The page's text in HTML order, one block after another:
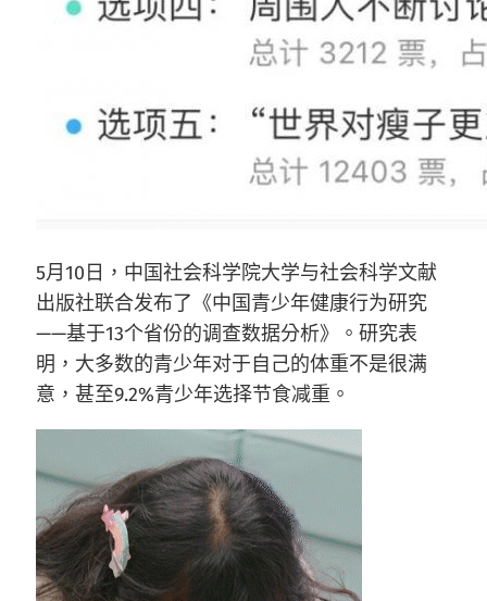
5月10日，中国社会科学院大学与社会科学文献
出版社联合发布了《中国青少年健康行为研究
——基于13个省份的调查数据分析》。研究表
明，大多数的青少年对于自己的体重不是很满
意，甚至9.2%青少年选择节食减重。